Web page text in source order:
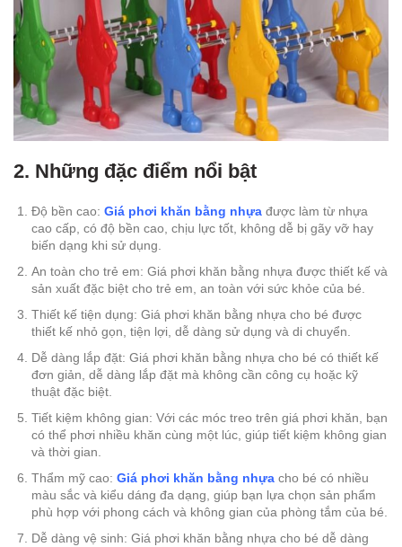
2. Những đặc điểm nổi bật
Độ bền cao: Giá phơi khăn bằng nhựa được làm từ nhựa
cao cấp, có độ bền cao, chịu lực tốt, không dễ bị gãy vỡ hay
biến dạng khi sử dụng.
An toàn cho trẻ em: Giá phơi khăn bằng nhựa được thiết kế và
sản xuất đặc biệt cho trẻ em, an toàn với sức khỏe của bé.
Thiết kế tiện dụng: Giá phơi khăn bằng nhựa cho bé được
thiết kế nhỏ gọn, tiện lợi, dễ dàng sử dụng và di chuyển.
Dễ dàng lắp đặt: Giá phơi khăn bằng nhựa cho bé có thiết kế
đơn giản, dễ dàng lắp đặt mà không cần công cụ hoặc kỹ
thuật đặc biệt.
Tiết kiệm không gian: Với các móc treo trên giá phơi khăn, bạn
có thể phơi nhiều khăn cùng một lúc, giúp tiết kiệm không gian
và thời gian.
Thẩm mỹ cao: Giá phơi khăn bằng nhựa cho bé có nhiều
màu sắc và kiểu dáng đa dạng, giúp bạn lựa chọn sản phẩm
phù hợp với phong cách và không gian của phòng tắm của bé.
Dễ dàng vệ sinh: Giá phơi khăn bằng nhựa cho bé dễ dàng